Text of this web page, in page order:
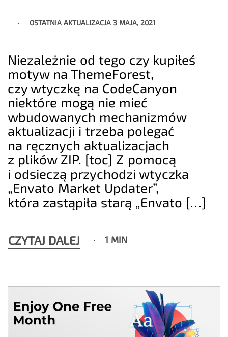
OSTATNIA AKTUALIZACJA 3 MAJA, 2021
Niezależnie od tego czy kupiłeś
motyw na ThemeForest,
czy wtyczkę na CodeCanyon
niektóre mogą nie mieć
wbudowanych mechanizmów
aktualizacji i trzeba polegać
na ręcznych aktualizacjach
z plików ZIP. [toc] Z pomocą
i odsieczą przychodzi wtyczka
„Envato Market Updater”,
która zastąpiła starą „Envato […]
CZYTAJ DALEJ 1 MIN